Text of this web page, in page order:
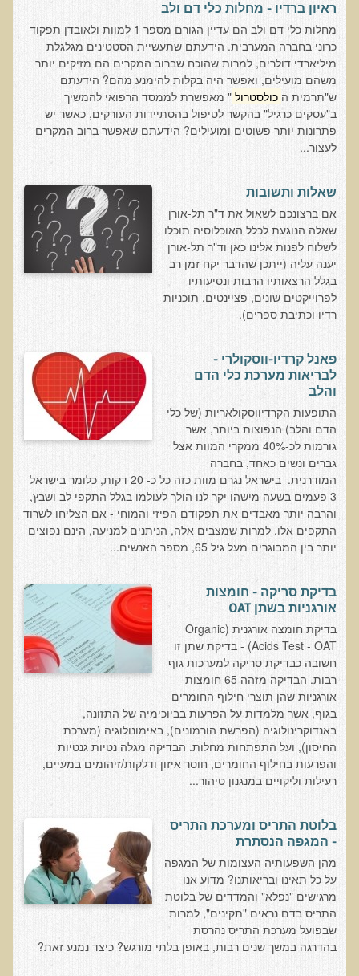
בדיקת סריקה - חומצות אורגניות בשתן
בדיקת שתן לאיתור הצטברות של מתכות כבדות
בדיקת צואה לאיתור מתכות כבדות
בדיקה מקיפה לתפקוד מערכת העיכול
בדיקות לרגישויות לחלבונים
AMAS - בדיקת דם לאיתור מוקדם של סרטן
בדיקת AMAS - מידע למטופל
פאנל קרדיו-ווסקולרי - לבריאות מערכת כלי הדם והלב
בדיקת שיער לאיתור מחסור במינרלים
בדיקות גנטיות
בדיקת צואה לאיתור מוקדם של סרטן המעי הגס M2PK
בדיקת דם קליפורד לרגישויות לחומרים דנטאליים
בדיקות למחסורים תזונתיים, בדיקות ויטמינים
בדיקות לקזיאו-מורפינים וגלוטיאו-מורפינים
שאלות ותשובות למעבדה
דפי מידע
רשימת משאבים לפציינט
רשימת תוצרת מרוססת
רשימת מאכלים המכילים חומצה אוקסלית
דף כספית
רשימת מאכלים המכילים היסטמין
עשרת המזונות
עדויות מטופלים
תודה לך דוקטור על חוויה נהדרת
אדם ורופא שנותן לי אלטרנטיבה אחרת ממה שהרופאים שפגשתי נתנו
לי
​תודה לך עדיאל על הפגישה היום. מאד שמחתי על האווירה האופטימית
עצוב נורא לחשוב שכל כך הרבה אנשים מאמינים שכימותרפיה היא
התקווה היחידה כאשר מאובחנים עם סרטן
אנחנו מאושרים מאוד שביצענו ואת הבדיקה וממליצים בחום לכל מי
שסובל לעשות אותה.
הבריאות של כל המשפחה השתפרה
אסירי תודה לך על השבת הבריאות שלנו
ראיון ברדיו - מחלות כלי דם ולב
מחלות כלי דם ולב הם עדיין הגורם מספר 1 למוות ולאובדן תפקוד
כרוני בחברה המערבית. הידעתם שתעשיית הסטטינים מגלגלת
מיליארדי דולרים, למרות שהוכח שברוב המקרים הם מזיקים יותר
משהם מועילים, ואפשר היה בקלות להימנע מהם? הידעתם
ש"תרמית ה כולסטרול " מאפשרת לממסד הרפואי להמשיך
ב"עסקים כרגיל" בהקשר לטיפול בהסתיידות העורקים, כאשר יש
פתרונות יותר פשוטים ומועילים? הידעתם שאפשר ברוב המקרים
לעצור...
שאלות ותשובות
​אם ברצונכם לשאול את ד"ר תל-אורן
שאלה הנוגעת לכלל האוכלוסיה תוכלו
לשלוח לפנות אלינו כאן וד"ר תל-אורן
יענה עליה (ייתכן שהדבר יקח זמן רב
בגלל הרצאותיו הרבות ונסיעותיו
לפרוייקטים שונים, פציינטים, תוכניות
רדיו וכתיבת ספרים).
פאנל קרדיו-ווסקולרי -
לבריאות מערכת כלי הדם
והלב
התופעות הקרדיווסקולאריות (של כלי
הדם והלב) הנפוצות ביותר, אשר
גורמות לכ-40% ממקרי המוות אצל
גברים ונשים כאחד, בחברה
המודרנית. בישראל נגרם מוות כזה כל כ- 20 דקות, כלומר בישראל
3 פעמים בשעה מישהו יקר לנו הולך לעולמו בגלל התקפי לב ושבץ,
והרבה יותר מאבדים את תפקודם הפיזי והמוחי - אם הצליחו לשרוד
התקפים אלו. למרות שמצבים אלה, הניתנים למניעה, הינם נפוצים
יותר בין המבוגרים מעל גיל 65, מספר האנשים...
בדיקת סריקה - חומצות
אורגניות בשתן OAT
בדיקת חומצה אורגנית (Organic
Acids Test - OAT) - בדיקת שתן זו
חשובה כבדיקת סריקה למערכות גוף
רבות. הבדיקה מזהה 65 חומצות
אורגניות שהן תוצרי חילוף החומרים
בגוף, אשר מלמדות על הפרעות בביוכימיה של התזונה,
באנדוקרינולוגיה (הפרשת הורמונים), באימונולוגיה (מערכת
החיסון), ועל התפתחות מחלות. הבדיקה מגלה נטיות גנטיות
והפרעות בחילוף החומרים, חוסר איזון ודלקות/זיהומים במעיים,
רעילות וליקויים במנגנון טיהור...
בלוטת התריס ומערכת התריס
- המגפה הנסתרת
מהן השפעותיה העצומות של המגפה
על כל תאינו ובריאותנו? מדוע אנו
מרגישים "נפלא" והמדדים של בלוטת
התריס בדם נראים "תקינים", למרות
שבפועל מערכת התריס נהרסת
בהדרגה במשך שנים רבות, באופן בלתי מורגש? כיצד נמנע זאת?